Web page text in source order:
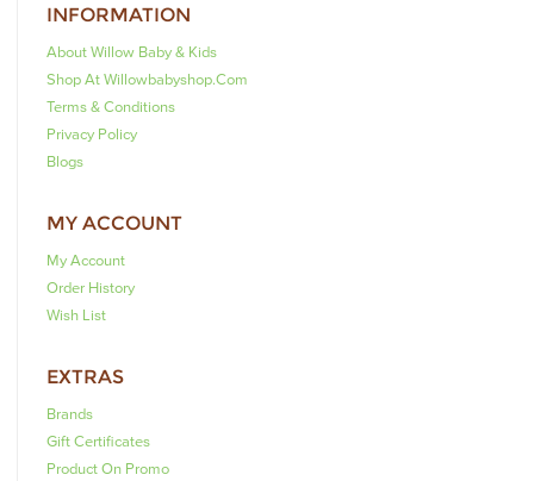
INFORMATION
About Willow Baby & Kids
Shop At Willowbabyshop.com
Terms & Conditions
Privacy Policy
Blogs
MY ACCOUNT
My Account
Order History
Wish List
EXTRAS
Brands
Gift Certificates
Product On Promo